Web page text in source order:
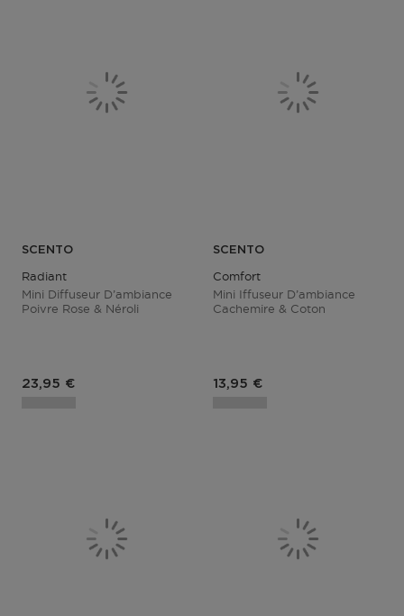
SCENTO
Radiant
Mini Diffuseur D’ambiance
Poivre Rose & Néroli
Prix du produit
23,95 €
SCENTO
Comfort
Mini Iffuseur D’ambiance
Cachemire & Coton
Prix du produit
13,95 €